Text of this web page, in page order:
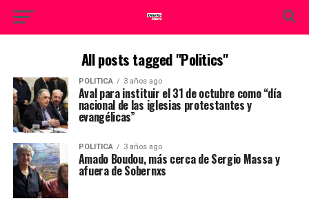
All posts tagged "Politics"
POLITICA 3 años ago
Aval para instituir el 31 de octubre como “día
nacional de las iglesias protestantes y
evangélicas”
POLITICA 3 años ago
Amado Boudou, más cerca de Sergio Massa y
afuera de Sobernxs